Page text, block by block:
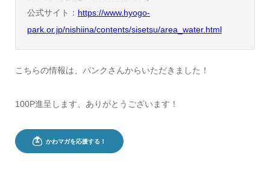
公式サイト： https://www.hyogo-
park.or.jp/nishiina/contents/sisetsu/area_water.html
こちらの情報は、パンクさんからいただきました！
100P進呈します、ありがとうございます！